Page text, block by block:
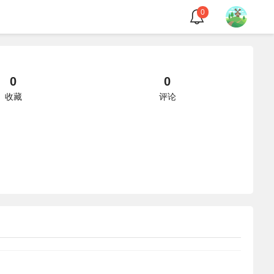
0
0
收藏
0
评论